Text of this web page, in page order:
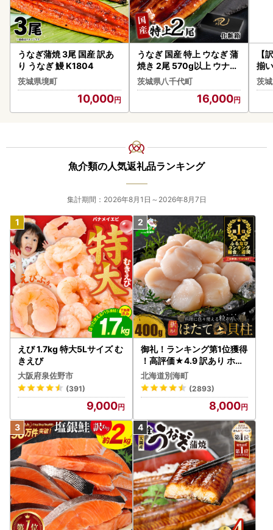
うなぎ蒲焼 3尾 国産 訳あ
り うなぎ 鰻 K1804
茨城県境町
10,000
うなぎ 国産 特上 ウなぎ 蒲
焼き 2尾 570g以上 ウナギ
化粧箱
茨城県八千代町
16,000
【
揃
き
茨
魚介類の人気返礼品ランキング
集計期間：2026年8月1日～2026年8月7日
えび 1.7kg 特大5Lサイズ む
きえび
大阪府泉佐野市
(391)
9,000
御礼！ランキング第1位獲得
！高評価★4.9 訳あり ホタ
テ 400g（ほたて 帆立 貝柱
冷凍 ）
北海道別海町
(2893)
8,000